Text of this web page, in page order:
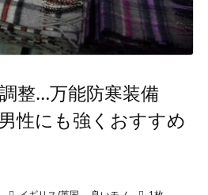
整…万能防寒装備
性にも強くおすすめ